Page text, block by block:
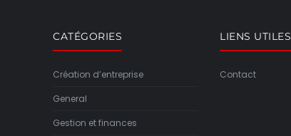
CATÉGORIES
Création d’entreprise
General
Gestion et finances
LIENS UTILES
Contact